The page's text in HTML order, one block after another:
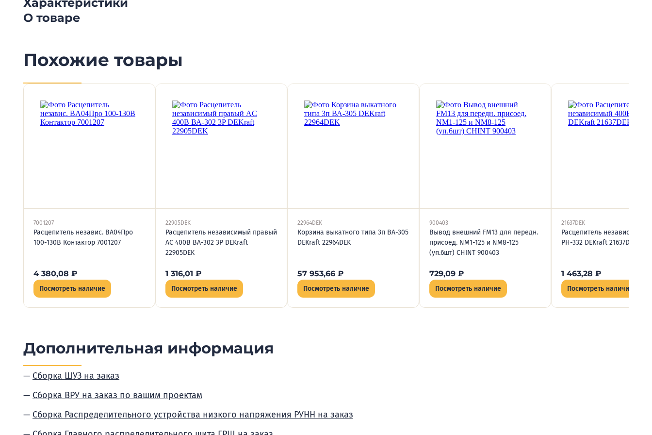
О товаре
Похожие товары
7001207
Расцепитель независ. BA04Про
100-130В Контактор 7001207
4 380,08 ₽
Посмотреть наличие
22905DEK
Расцепитель независимый правый
AC 400В ВА-302 3P DEKraft
22905DEK
1 316,01 ₽
Посмотреть наличие
22964DEK
Корзина выкатного типа 3п ВА-305
DEKraft 22964DEK
57 953,66 ₽
Посмотреть наличие
900403
Вывод внешний FM13 для передн.
присоед. NM1-125 и NM8-125
(уп.6шт) CHINT 900403
729,09 ₽
Посмотреть наличие
21637DEK
Расцепитель независимый
РН-332 DEKraft 21637DEK
1 463,28 ₽
Посмотреть наличие
Дополнительная информация
Сборка ШУЗ на заказ
Сборка ВРУ на заказ по вашим проектам
Сборка Распределительного устройства низкого напряжения РУНН на заказ